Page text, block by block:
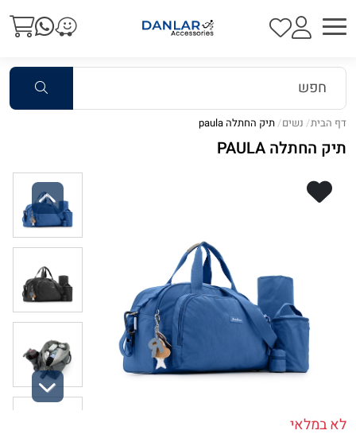
דף הבית נשים תיק החתלה paula
תיק החתלה PAULA
לא במלאי
Previous
Next